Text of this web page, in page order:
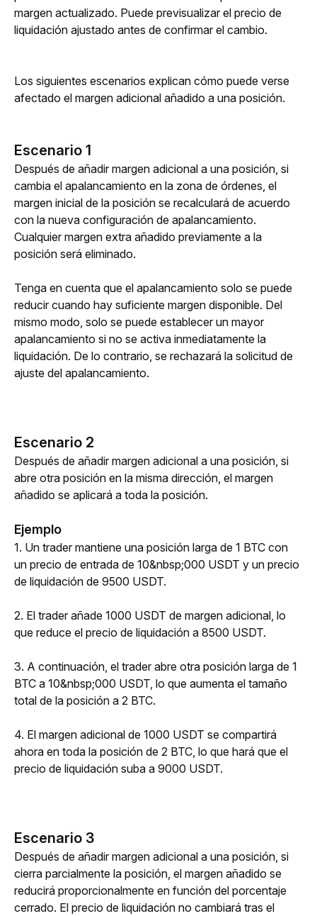
margen actualizado. Puede previsualizar el precio de
liquidación ajustado antes de confirmar el cambio.
Los siguientes escenarios explican cómo puede verse
afectado el margen adicional añadido a una posición.
Escenario 1
Después de añadir margen adicional a una posición, si
cambia el apalancamiento en la zona de órdenes, el
margen inicial de la posición se recalculará de acuerdo
con la nueva configuración de apalancamiento.
Cualquier margen extra añadido previamente a la
posición será eliminado.
Tenga en cuenta que el apalancamiento solo se puede
reducir cuando hay suficiente margen disponible. Del
mismo modo, solo se puede establecer un mayor
apalancamiento si no se activa inmediatamente la
liquidación. De lo contrario, se rechazará la solicitud de
ajuste del apalancamiento.
Escenario 2
Después de añadir margen adicional a una posición, si
abre otra posición en la misma dirección, el margen
añadido se aplicará a toda la posición.
Ejemplo
1. Un trader mantiene una posición larga de 1 BTC con
un precio de entrada de 10&nbsp;000 USDT y un precio
de liquidación de 9500 USDT.
2. El trader añade 1000 USDT de margen adicional, lo
que reduce el precio de liquidación a 8500 USDT.
3. A continuación, el trader abre otra posición larga de 1
BTC a 10&nbsp;000 USDT, lo que aumenta el tamaño
total de la posición a 2 BTC.
4. El margen adicional de 1000 USDT se compartirá
ahora en toda la posición de 2 BTC, lo que hará que el
precio de liquidación suba a 9000 USDT.
Escenario 3
Después de añadir margen adicional a una posición, si
cierra parcialmente la posición, el margen añadido se
reducirá proporcionalmente en función del porcentaje
cerrado. El precio de liquidación no cambiará tras el